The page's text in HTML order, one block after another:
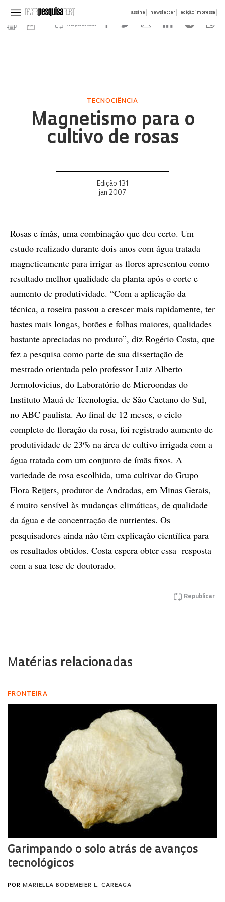
assine newsletter edição impressa
Republicar
TECNOCIÊNCIA
Magnetismo para o
cultivo de rosas
Edição 131
jan 2007
Rosas e ímãs, uma combinação que deu certo. Um
estudo realizado durante dois anos com água tratada
magneticamente para irrigar as flores apresentou como
resultado melhor qualidade da planta após o corte e
aumento de produtividade. “Com a aplicação da
técnica, a roseira passou a crescer mais rapidamente, ter
hastes mais longas, botões e folhas maiores, qualidades
bastante apreciadas no produto”, diz Rogério Costa, que
fez a pesquisa como parte de sua dissertação de
mestrado orientada pelo professor Luiz Alberto
Jermolovicius, do Laboratório de Microondas do
Instituto Mauá de Tecnologia, de São Caetano do Sul,
no ABC paulista. Ao final de 12 meses, o ciclo
completo de floração da rosa, foi registrado aumento de
produtividade de 23% na área de cultivo irrigada com a
água tratada com um conjunto de ímãs fixos. A
variedade de rosa escolhida, uma cultivar do Grupo
Flora Reijers, produtor de Andradas, em Minas Gerais,
é muito sensível às mudanças climáticas, de qualidade
da água e de concentração de nutrientes. Os
pesquisadores ainda não têm explicação científica para
os resultados obtidos. Costa espera obter essa resposta
com a sua tese de doutorado.
Republicar